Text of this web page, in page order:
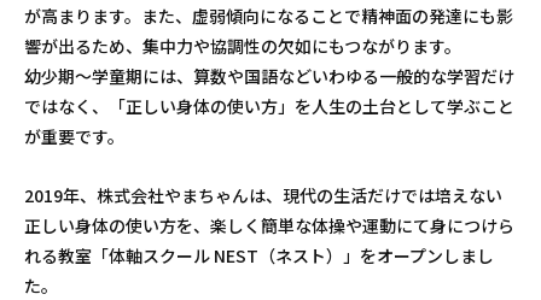
が高まります。また、虚弱傾向になることで精神面の発達にも影
響が出るため、集中力や協調性の欠如にもつながります。
幼少期～学童期には、算数や国語などいわゆる一般的な学習だけ
ではなく、「正しい身体の使い方」を人生の土台として学ぶこと
が重要です。
2019年、株式会社やまちゃんは、現代の生活だけでは培えない
正しい身体の使い方を、楽しく簡単な体操や運動にて身につけら
れる教室「体軸スクール NEST（ネスト）」をオープンしまし
た。